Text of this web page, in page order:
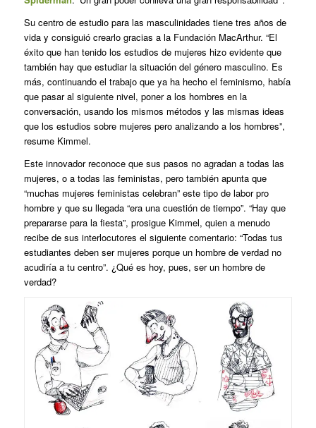
Su centro de estudio para las masculinidades tiene tres años de
vida y consiguió crearlo gracias a la Fundación MacArthur. “El
éxito que han tenido los estudios de mujeres hizo evidente que
también hay que estudiar la situación del género masculino. Es
más, continuando el trabajo que ya ha hecho el feminismo, había
que pasar al siguiente nivel, poner a los hombres en la
conversación, usando los mismos métodos y las mismas ideas
que los estudios sobre mujeres pero analizando a los hombres”,
resume Kimmel.
Este innovador reconoce que sus pasos no agradan a todas las
mujeres, o a todas las feministas, pero también apunta que
“muchas mujeres feministas celebran” este tipo de labor pro
hombre y que su llegada “era una cuestión de tiempo”. “Hay que
prepararse para la fiesta”, prosigue Kimmel, quien a menudo
recibe de sus interlocutores el siguiente comentario: “Todas tus
estudiantes deben ser mujeres porque un hombre de verdad no
acudiría a tu centro”. ¿Qué es hoy, pues, ser un hombre de
verdad?